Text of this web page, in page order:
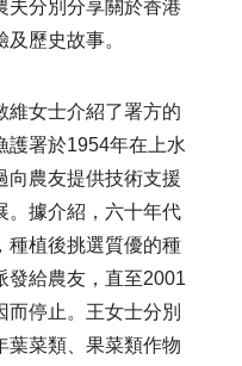
夫分別分享關於香港
歷史故事。
維女士介紹了署方的
護署於1954年在上水
向農友提供技術支援
。據介紹，六十年代
種植後挑選質優的種
發給農友，直至2001
停止。王女士分別
葉菜類、果菜類作物